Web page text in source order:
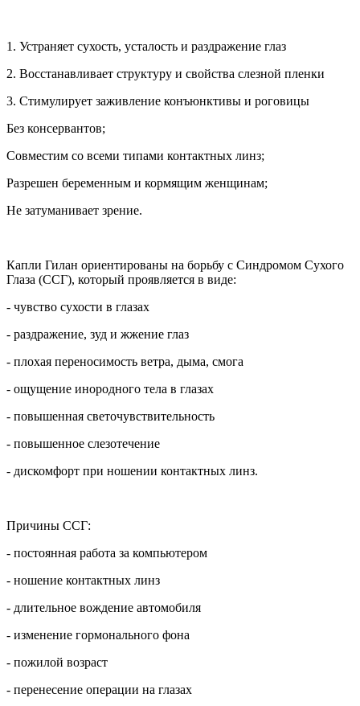
1. Устраняет сухость, усталость и раздражение глаз
2. Восстанавливает структуру и свойства слезной пленки
3. Стимулирует заживление конъюнктивы и роговицы
Без консервантов;
Совместим со всеми типами контактных линз;
Разрешен беременным и кормящим женщинам;
Не затуманивает зрение.
Капли Гилан ориентированы на борьбу с Синдромом Сухого
Глаза (ССГ), который проявляется в виде:
- чувство сухости в глазах
- раздражение, зуд и жжение глаз
- плохая переносимость ветра, дыма, смога
- ощущение инородного тела в глазах
- повышенная светочувствительность
- повышенное слезотечение
- дискомфорт при ношении контактных линз.
Причины ССГ:
- постоянная работа за компьютером
- ношение контактных линз
- длительное вождение автомобиля
- изменение гормонального фона
- пожилой возраст
- перенесение операции на глазах